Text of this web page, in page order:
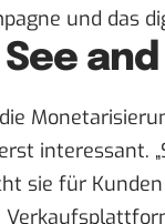
und das
See
interessant.
sie für